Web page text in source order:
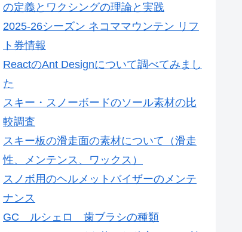
の定義とワクシングの理論と実践
2025-26シーズン ネコママウンテン リフ
ト券情報
ReactのAnt Designについて調べてみまし
た
スキー・スノーボードのソール素材の比
較調査
スキー板の滑走面の素材について（滑走
性、メンテンス、ワックス）
スノボ用のヘルメットバイザーのメンテ
ナンス
GC ルシェロ 歯ブラシの種類